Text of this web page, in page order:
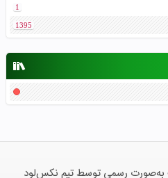
1
1395
رسمی توسط تیم نکس‌لود